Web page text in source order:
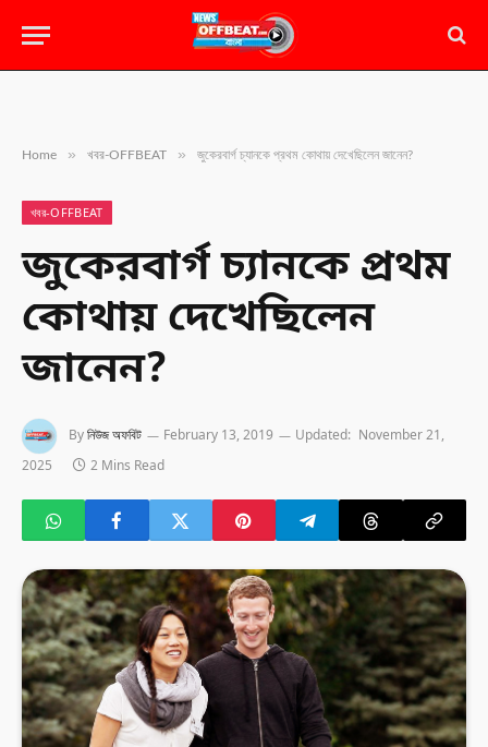
Home » খবর-OFFBEAT » জুকেরবার্গ চ্যানকে প্রথম কোথায় দেখেছিলেন জানেন?
খবর-OFFBEAT
জুকেরবার্গ চ্যানকে প্রথম
কোথায় দেখেছিলেন
জানেন?
Byনিউজ অফবিট February 13, 2019 Updated: November 21,
2025
2 Mins Read